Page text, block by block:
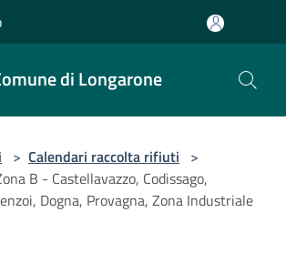
di Longarone
> Calendari raccolta rifiuti >
B - Castellavazzo, Codissago,
Dogna, Provagna, Zona Industriale